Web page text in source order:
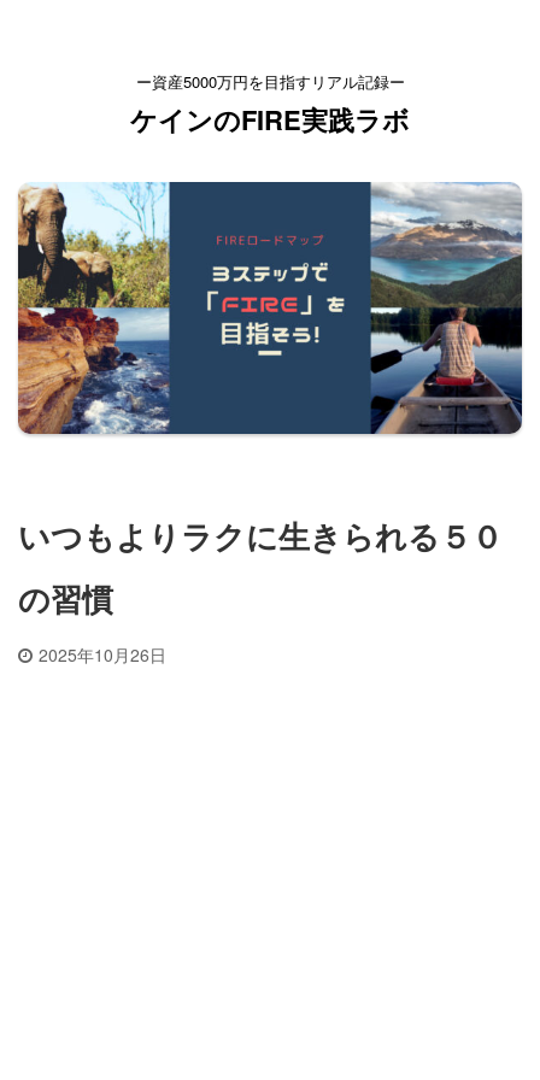
ー資産5000万円を目指すリアル記録ー
ケインのFIRE実践ラボ
いつもよりラクに生きられる５０
の習慣
2025年10月26日